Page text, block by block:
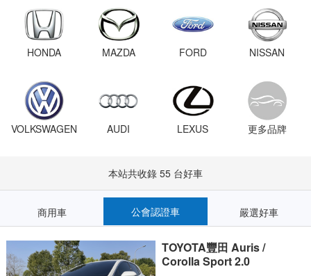
HONDA MAZDA FORD NISSAN
VOLKSWAGEN AUDI LEXUS 更多品牌
本站共收錄 55 台好車
商用車 公會認證車 嚴選好車
TOYOTA豐田 Auris /
Corolla Sport 2.0